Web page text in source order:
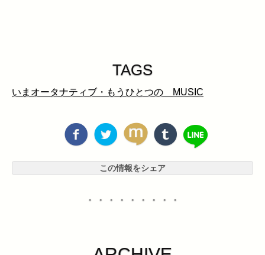
TAGS
いまオータナティブ・もうひとつの MUSIC
この情報をシェア
・・・・・・・・・